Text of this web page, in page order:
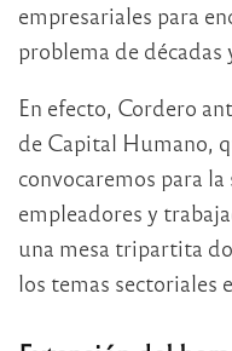
empresariales para
problema de décadas
En efecto, Cordero
de Capital Humano,
convocaremos para
empleadores y
una mesa tripartita
los temas sectoriales